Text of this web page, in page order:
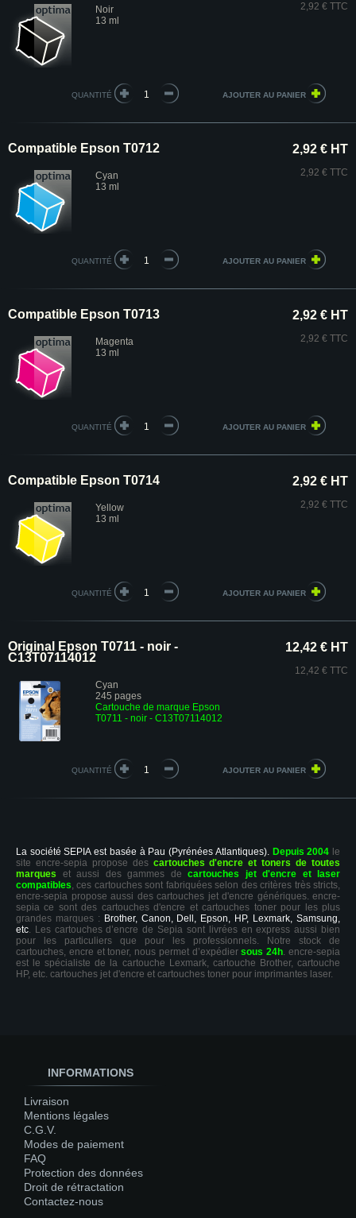
Noir
13 ml
2,92 € TTC
QUANTITÉ
Compatible Epson T0712
Cyan
13 ml
2,92 € HT
2,92 € TTC
QUANTITÉ
Compatible Epson T0713
Magenta
13 ml
2,92 € HT
2,92 € TTC
QUANTITÉ
Compatible Epson T0714
Yellow
13 ml
2,92 € HT
2,92 € TTC
QUANTITÉ
Original Epson T0711 - noir -
C13T07114012
Cyan
245 pages
Cartouche de marque Epson
T0711 - noir - C13T07114012
12,42 € HT
12,42 € TTC
QUANTITÉ
La société SEPIA est basée à Pau (Pyrénées Atlantiques). Depuis 2004 le
site encre-sepia propose des cartouches d'encre et toners de toutes
marques et aussi des gammes de cartouches jet d'encre et laser
compatibles, ces cartouches sont fabriquées selon des critères très stricts,
encre-sepia propose aussi des cartouches jet d'encre génériques. encre-
sepia ce sont des cartouches d'encre et cartouches toner pour les plus
grandes marques : Brother, Canon, Dell, Epson, HP, Lexmark, Samsung,
etc. Les cartouches d’encre de Sepia sont livrées en express aussi bien
pour les particuliers que pour les professionnels. Notre stock de
cartouches, encre et toner, nous permet d’expédiersous 24h. encre-sepia
est le spécialiste de la cartouche Lexmark, cartouche Brother, cartouche
HP, etc. cartouches jet d'encre et cartouches toner pour imprimantes laser.
INFORMATIONS
Livraison
Mentions légales
C.G.V.
Modes de paiement
FAQ
Protection des données
Droit de rétractation
Contactez-nous